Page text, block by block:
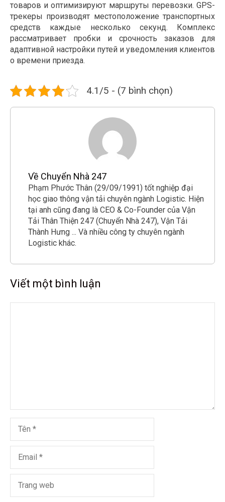
товаров и оптимизируют маршруты перевозки. GPS-
трекеры производят местоположение транспортных
средств каждые несколько секунд. Комплекс
рассматривает пробки и срочность заказов для
адаптивной настройки путей и уведомления клиентов
о времени приезда.
4.1/5 - (7 bình chọn)
Về Chuyển Nhà 247
Phạm Phước Thân (29/09/1991) tốt nghiệp đại
học giao thông vận tải chuyên ngành Logistic. Hiện
tại anh cũng đang là CEO & Co-Founder của Vận
Tải Thân Thiện 247 (Chuyển Nhà 247), Vận Tải
Thành Hưng ... Và nhiều công ty chuyên ngành
Logistic khác.
Viết một bình luận